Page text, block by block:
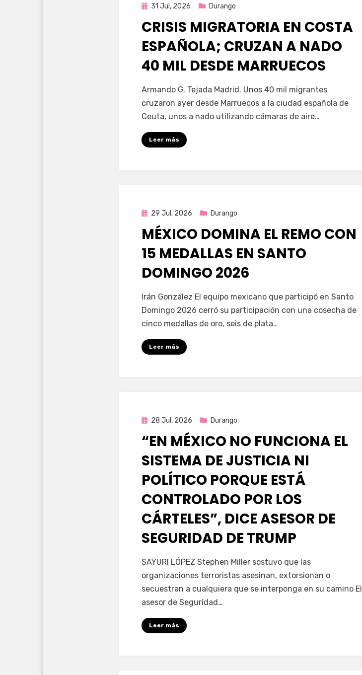
Publicada
31 Jul, 2026 Durango
CRISIS MIGRATORIA EN COSTA
ESPAÑOLA; CRUZAN A NADO
40 MIL DESDE MARRUECOS
porFernando Miranda Servín
Armando G. Tejada Madrid. Unos 40 mil migrantes
cruzaron ayer desde Marruecos a la ciudad española de
Ceuta, unos a nado utilizando cámaras de aire…
Leer más
Publicada
29 Jul, 2026 Durango
MÉXICO DOMINA EL REMO CON
15 MEDALLAS EN SANTO
DOMINGO 2026
porFernando Miranda Servín
Irán González El equipo mexicano que participó en Santo
Domingo 2026 cerró su participación con una cosecha de
cinco medallas de oro, seis de plata…
Leer más
Publicada
28 Jul, 2026 Durango
“EN MÉXICO NO FUNCIONA EL
SISTEMA DE JUSTICIA NI
POLÍTICO PORQUE ESTÁ
CONTROLADO POR LOS
CÁRTELES”, DICE ASESOR DE
SEGURIDAD DE TRUMP
porFernando Miranda Servín
SAYURI LÓPEZ Stephen Miller sostuvo que las
organizaciones terroristas asesinan, extorsionan o
secuestran a cualquiera que se interponga en su camino El
asesor de Seguridad…
Leer más